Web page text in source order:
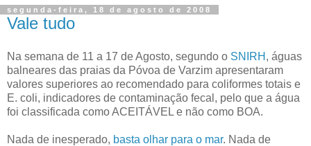
segunda-feira, 18 de agosto de 2008
Vale tudo
Na semana de 11 a 17 de Agosto, segundo o SNIRH , águas
balneares das praias da Póvoa de Varzim apresentaram
valores superiores ao recomendado para coliformes totais e
E. coli, indicadores de contaminação fecal, pelo que a água
foi classificada como ACEITÁVEL e não como BOA.
Nada de inesperado, basta olhar para o mar. Nada de